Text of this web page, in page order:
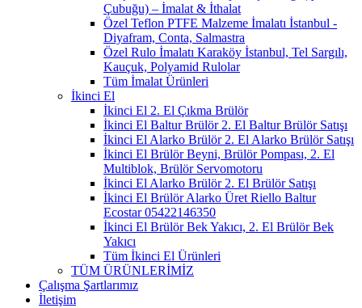
Çubuğu) – İmalat & İthalat
Özel Teflon PTFE Malzeme İmalatı İstanbul -
Diyafram, Conta, Salmastra
Özel Rulo İmalatı Karaköy İstanbul, Tel Sargılı,
Kauçuk, Polyamid Rulolar
Tüm İmalat Ürünleri
İkinci El
İkinci El 2. El Çıkma Brülör
İkinci El Baltur Brülör 2. El Baltur Brülör Satışı
İkinci El Alarko Brülör 2. El Alarko Brülör Satışı
İkinci El Brülör Beyni, Brülör Pompası, 2. El
Multiblok, Brülör Servomotoru
İkinci El Alarko Brülör 2. El Brülör Satışı
İkinci El Brülör Alarko Üret Riello Baltur
Ecostar 05422146350
İkinci El Brülör Bek Yakıcı, 2. El Brülör Bek
Yakıcı
Tüm İkinci El Ürünleri
TÜM ÜRÜNLERİMİZ
Çalışma Şartlarımız
İletişim